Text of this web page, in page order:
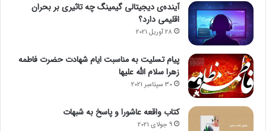
آینده‌ی دیجیتالی گیمینگ چه تاثیری بر بحران
اقلیمی دارد؟
28 آوریل 2021
پیام تسلیت به مناسبت ایام شهادت حضرت فاطمه
زهرا سلام الله علیها
30 سپتامبر 2021
کتاب واقعه عاشورا و پاسخ به شبهات
9 جولای 2021